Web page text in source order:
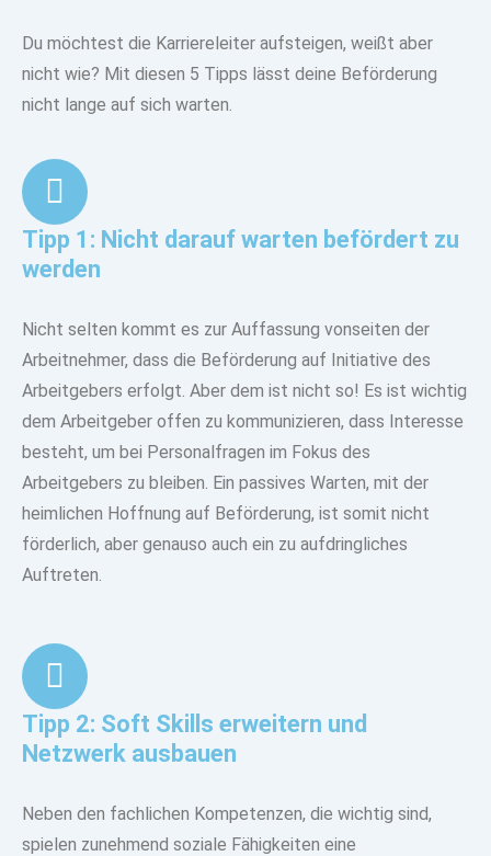
Du möchtest die Karriereleiter aufsteigen, weißt aber
nicht wie? Mit diesen 5 Tipps lässt deine Beförderung
nicht lange auf sich warten.
Tipp 1: Nicht darauf warten befördert zu
werden
Nicht selten kommt es zur Auffassung vonseiten der
Arbeitnehmer, dass die Beförderung auf Initiative des
Arbeitgebers erfolgt. Aber dem ist nicht so! Es ist wichtig
dem Arbeitgeber offen zu kommunizieren, dass Interesse
besteht, um bei Personalfragen im Fokus des
Arbeitgebers zu bleiben. Ein passives Warten, mit der
heimlichen Hoffnung auf Beförderung, ist somit nicht
förderlich, aber genauso auch ein zu aufdringliches
Auftreten.
Tipp 2: Soft Skills erweitern und
Netzwerk ausbauen
Neben den fachlichen Kompetenzen, die wichtig sind,
spielen zunehmend soziale Fähigkeiten eine